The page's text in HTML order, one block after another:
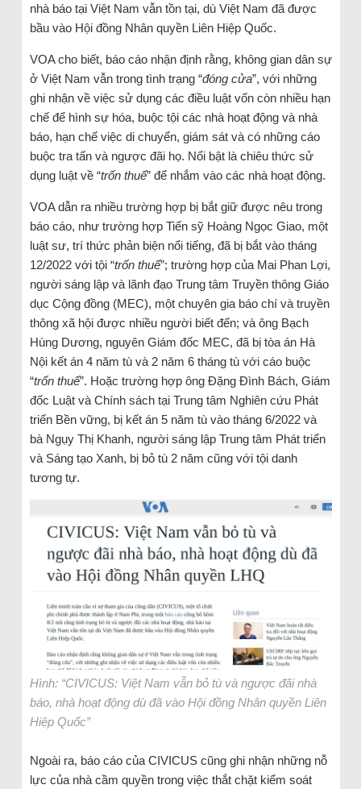
nhà báo tại Việt Nam vẫn tồn tại, dù Việt Nam đã được
bầu vào Hội đồng Nhân quyền Liên Hiệp Quốc.
VOA cho biết, báo cáo nhận định rằng, không gian dân sự
ở Việt Nam vẫn trong tình trạng “đóng cửa”, với những
ghi nhận về việc sử dụng các điều luật vốn còn nhiều hạn
chế để hình sự hóa, buộc tội các nhà hoạt động và nhà
báo, hạn chế việc di chuyển, giám sát và có những cáo
buộc tra tấn và ngược đãi họ. Nổi bật là chiêu thức sử
dụng luật về “trốn thuế” để nhắm vào các nhà hoạt động.
VOA dẫn ra nhiều trường hợp bị bắt giữ được nêu trong
báo cáo, như trường hợp Tiến sỹ Hoàng Ngọc Giao, một
luật sư, trí thức phản biện nổi tiếng, đã bị bắt vào tháng
12/2022 với tội “trốn thuế”; trường hợp của Mai Phan Lợi,
người sáng lập và lãnh đạo Trung tâm Truyền thông Giáo
dục Cộng đồng (MEC), một chuyên gia báo chí và truyền
thông xã hội được nhiều người biết đến; và ông Bạch
Hùng Dương, nguyên Giám đốc MEC, đã bị tòa án Hà
Nội kết án 4 năm tù và 2 năm 6 tháng tù với cáo buộc
“trốn thuế”. Hoặc trường hợp ông Đặng Đình Bách, Giám
đốc Luật và Chính sách tại Trung tâm Nghiên cứu Phát
triển Bền vững, bị kết án 5 năm tù vào tháng 6/2022 và
bà Ngụy Thị Khanh, người sáng lập Trung tâm Phát triển
và Sáng tạo Xanh, bị bỏ tù 2 năm cũng với tội danh
tương tự.
Hình: “CIVICUS: Việt Nam vẫn bỏ tù và ngược đãi nhà
báo, nhà hoạt động dù đã vào Hội đồng Nhân quyền Liên
Hiệp Quốc”
Ngoài ra, báo cáo của CIVICUS cũng ghi nhận những nỗ
lực của nhà cầm quyền trong việc thắt chặt kiểm soát